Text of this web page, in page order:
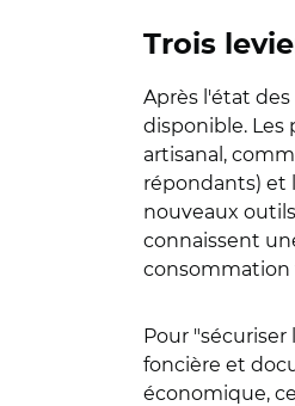
Trois
Après l'état
disponible. Les
artisanal,
répondants) et
nouveaux
connaissent
consommation
Pour
foncière et
économique,